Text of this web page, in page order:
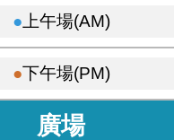
上午場(AM)
下午場(PM)
廣場